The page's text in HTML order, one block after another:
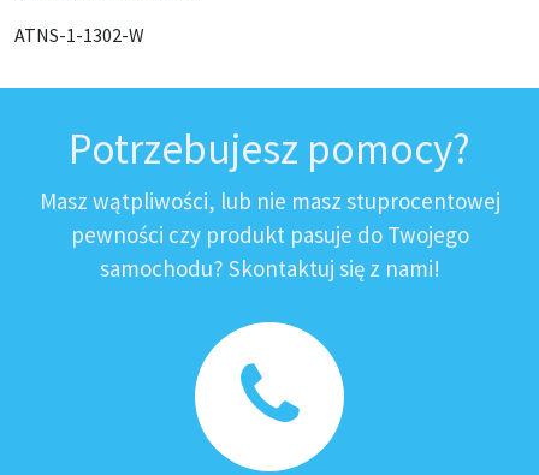
ATNS-1-1302-W
Potrzebujesz pomocy?
Masz wątpliwości, lub nie masz stuprocentowej
pewności czy produkt pasuje do Twojego
samochodu? Skontaktuj się z nami!